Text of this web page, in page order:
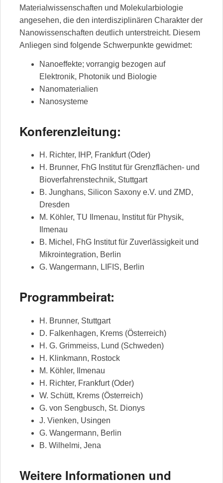
Materialwissenschaften und Molekularbiologie
angesehen, die den interdisziplinären Charakter der
Nanowissenschaften deutlich unterstreicht. Diesem
Anliegen sind folgende Schwerpunkte gewidmet:
Nanoeffekte; vorrangig bezogen auf
Elektronik, Photonik und Biologie
Nanomaterialien
Nanosysteme
Konferenzleitung:
H. Richter, IHP, Frankfurt (Oder)
H. Brunner, FhG Institut für Grenzflächen- und
Bioverfahrenstechnik, Stuttgart
B. Junghans, Silicon Saxony e.V. und ZMD,
Dresden
M. Köhler, TU Ilmenau, Institut für Physik,
Ilmenau
B. Michel, FhG Institut für Zuverlässigkeit und
Mikrointegration, Berlin
G. Wangermann, LIFIS, Berlin
Programmbeirat:
H. Brunner, Stuttgart
D. Falkenhagen, Krems (Österreich)
H. G. Grimmeiss, Lund (Schweden)
H. Klinkmann, Rostock
M. Köhler, Ilmenau
H. Richter, Frankfurt (Oder)
W. Schütt, Krems (Österreich)
G. von Sengbusch, St. Dionys
J. Vienken, Usingen
G. Wangermann, Berlin
B. Wilhelmi, Jena
Weitere Informationen und